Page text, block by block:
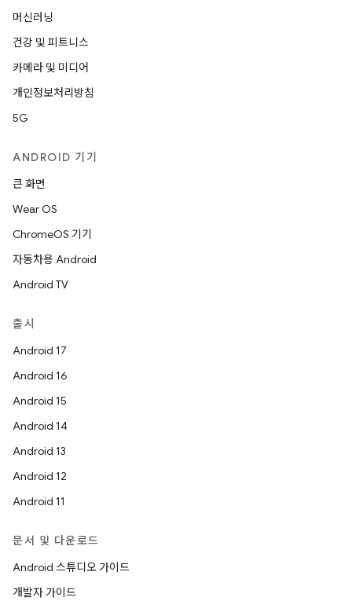
머신러닝
건강 및 피트니스
카메라 및 미디어
개인정보처리방침
5G
ANDROID 기기
큰 화면
Wear OS
ChromeOS 기기
자동차용 Android
Android TV
출시
Android 17
Android 16
Android 15
Android 14
Android 13
Android 12
Android 11
문서 및 다운로드
Android 스튜디오 가이드
개발자 가이드